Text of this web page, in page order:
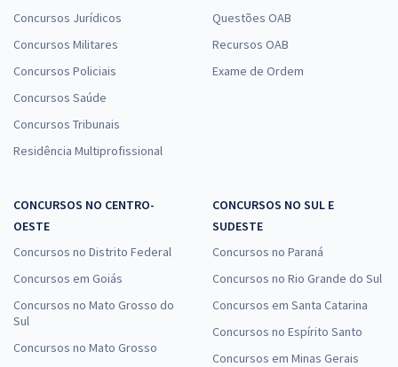
Concursos Jurídicos
Concursos Militares
Concursos Policiais
Concursos Saúde
Concursos Tribunais
Residência Multiprofissional
Questões OAB
Recursos OAB
Exame de Ordem
CONCURSOS NO CENTRO-
OESTE
Concursos no Distrito Federal
Concursos em Goiás
Concursos no Mato Grosso do
Sul
Concursos no Mato Grosso
CONCURSOS NO SUL E
SUDESTE
Concursos no Paraná
Concursos no Rio Grande do Sul
Concursos em Santa Catarina
Concursos no Espírito Santo
Concursos em Minas Gerais